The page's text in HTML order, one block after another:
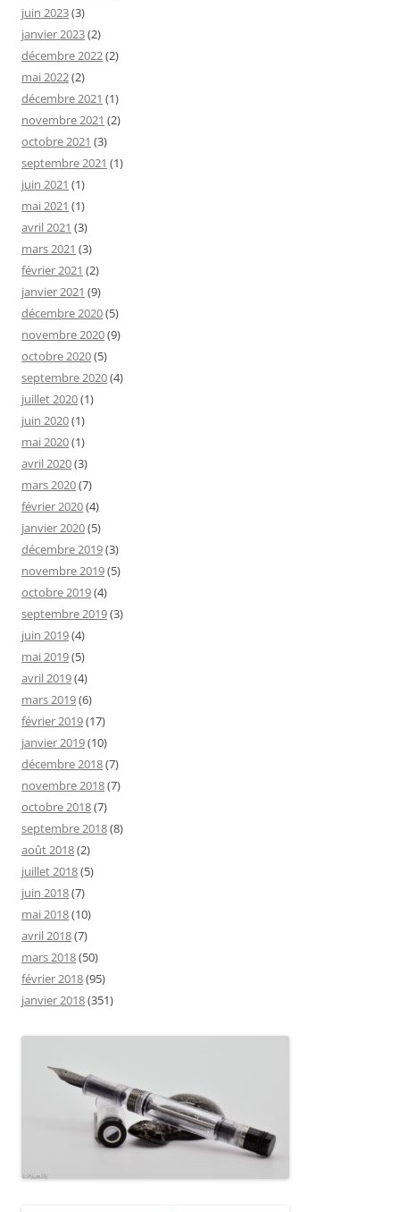
juin 2023(3)
janvier 2023(2)
décembre 2022(2)
mai 2022(2)
décembre 2021 (1)
novembre 2021 (2)
octobre 2021 (3)
septembre 2021 (1)
juin 2021 (1)
mai 2021 (1)
avril 2021 (3)
mars 2021 (3)
février 2021 (2)
janvier 2021 (9)
décembre 2020(5)
novembre 2020(9)
octobre 2020(5)
septembre 2020(4)
juillet 2020(1)
juin 2020(1)
mai 2020(1)
avril 2020(3)
mars 2020(7)
février 2020(4)
janvier 2020(5)
décembre 2019(3)
novembre 2019(5)
octobre 2019(4)
septembre 2019(3)
juin 2019(4)
mai 2019(5)
avril 2019(4)
mars 2019(6)
février 2019(17)
janvier 2019(10)
décembre 2018(7)
novembre 2018(7)
octobre 2018(7)
septembre 2018(8)
août 2018(2)
juillet 2018(5)
juin 2018(7)
mai 2018(10)
avril 2018(7)
mars 2018(50)
février 2018(95)
janvier 2018(351)